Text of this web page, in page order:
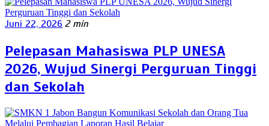
Juni 22, 2026 2 min
Pelepasan Mahasiswa PLP UNESA
2026, Wujud Sinergi Perguruan Tinggi
dan Sekolah